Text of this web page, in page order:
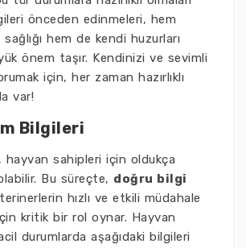
önceden edinmeleri, hem
sağlığı hem de kendi huzurları
önem taşır. Kendinizi ve sevimli
için, her zaman hazırlıklı
var!
Bilgileri
hayvan sahipleri için oldukça
Bu süreçte, doğru bilgi
hızlı ve etkili müdahale
kritik bir rol oynar. Hayvan
durumlarda aşağıdaki bilgileri